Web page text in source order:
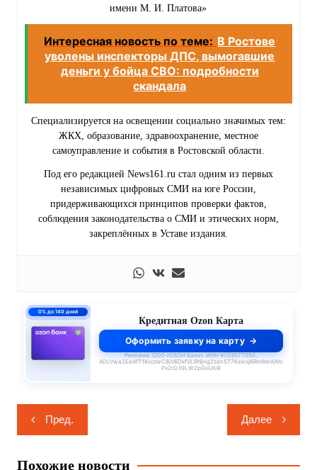
имени М. И. Платова»
Интересная новость по теме: В Ростове
уволены инспекторы ДПС, вымогавшие
деньги у бойца СВО: подробности
скандала
Специализируется на освещении социально значимых тем:
ЖКХ, образование, здравоохранение, местное
самоуправление и события в Ростовской области.
Под его редакцией News161.ru стал одним из первых
независимых цифровых СМИ на юге России,
придерживающихся принципов проверки фактов,
соблюдения законодательства о СМИ и этических норм,
закреплённых в Уставе издания.
0% до 140 дней
Кредитная Ozon Карта
Оформить заявку на карту
Реклама. ООО «ОЗОН Банк». ИНН 9703077050.
ADLVwa2EeAfT1KcczwC8jV6DkfVLRNjng2zan577Kxwsj6Rm8krAAYo
Px2rD39LW2pGxUKiR
Навигация
по
записям
Пред. Далее
Похожие новости